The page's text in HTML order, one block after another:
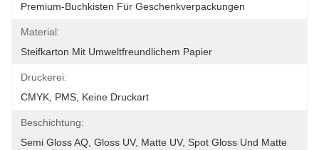
Premium-Buchkisten Für Geschenkverpackungen
Material:
Steifkarton Mit Umweltfreundlichem Papier
Druckerei:
CMYK, PMS, Keine Druckart
Beschichtung:
Semi Gloss AQ, Gloss UV, Matte UV, Spot Gloss Und Matte